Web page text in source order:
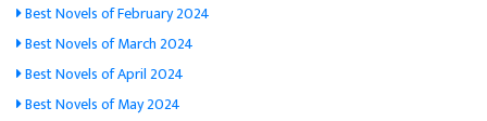
Best Novels of February 2024
Best Novels of March 2024
Best Novels of April 2024
Best Novels of May 2024